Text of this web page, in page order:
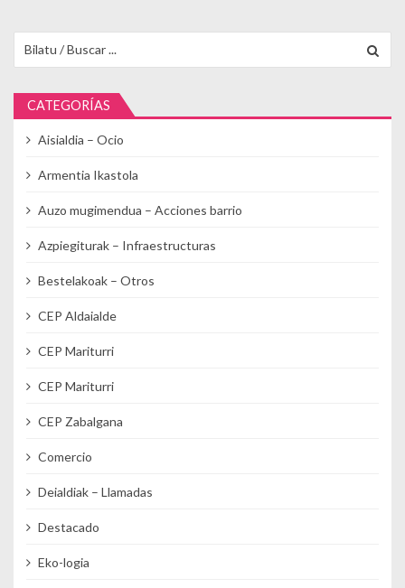
CATEGORÍAS
Aisialdia – Ocio
Armentia Ikastola
Auzo mugimendua – Acciones barrio
Azpiegiturak – Infraestructuras
Bestelakoak – Otros
CEP Aldaialde
CEP Mariturri
CEP Mariturri
CEP Zabalgana
Comercio
Deialdiak – Llamadas
Destacado
Eko-logia